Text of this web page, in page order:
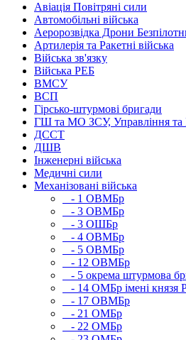
Авіація Повітряні сили
Автомобільні війська
Аеророзвідка Дрони
Артилерія та Ракетні війська
Війська зв'язку
Війська РЕБ
ВМСУ
ВСП
Гірсько-штурмові бригади
ГШ та МО ЗСУ, Управління та
ДССТ
ДШВ
Інженерні війська
Медичні сили
Механізовані війська
- 1 ОВМБр
- 3 ОВМБр
- 3 ОШБр
- 4 ОВМБр
- 5 ОВМБр
- 12 ОВМБр
- 5 окрема штурмова
- 14 ОМБр імені князя
- 17 ОВМБр
- 21 ОМБр
- 22 ОМБр